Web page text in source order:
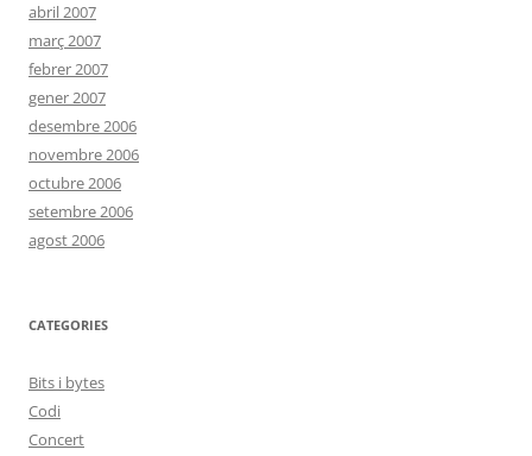
abril 2007
març 2007
febrer 2007
gener 2007
desembre 2006
novembre 2006
octubre 2006
setembre 2006
agost 2006
CATEGORIES
Bits i bytes
Codi
Concert